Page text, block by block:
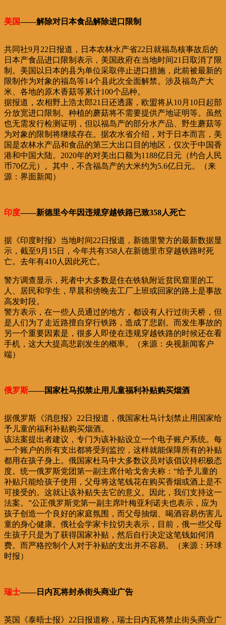
美国——解除对日本食品解除进口限制
共同社9月22日报道，日本农林水产省22日就福岛核事故后的
日本产食品进口限制表示，美国政府在当地时间21日取消了限
制。美国以日本的县为单位采取停止进口措施，此前被最新的
限制作为对象的福岛等14个县此次全面解禁。涉及福岛产大
米、各地的原木香菇等累计100个品种。
据报道，农相野上浩太郎21日还透露，欧盟将从10月10日起部
分放宽进口限制。种植的蘑菇将不需要提供产地证明等。虽然
也无需发行检测证明，但以福岛产的部分水产品、野生蘑菇等
为对象的限制将继续存在。据农水省介绍，对于日本而言，美
国是农林水产品和食品的第三大出口目的地区，仅次于中国香
港和中国大陆。2020年的对美出口额为1188亿日元（约合人民
币70亿元）。其中，不含福岛产的大米约为5.6亿日元。（来
源：界面新闻）
印度——新德里今年因违规穿越铁路已致358人死亡
据《印度时报》当地时间22日报道，新德里警方的最新数据显
示，截至9月15日，今年共有358人在新德里市穿越铁路时死
亡。去年有410人因此死亡。
警方调查显示，死者中大多数是住在铁轨附近贫民窟里的工
人、居民和学生，早晨和傍晚去工厂上班或回家的路上是事故
高发时段。
警方表示，在一些人员通过的地方，都设有人行过街天桥，但
是人们为了走近路擅自穿行铁路，造成了悲剧。而发生事故的
另一个重要因素是，很多人即使在违规穿越铁路的时候还在看
手机，这大大提高悲剧发生的概率。（来源：央视新闻客户
端）
俄罗斯——国家杜马拟禁止用儿童福利补贴购买烟酒
据俄罗斯《消息报》22日报道，俄国家杜马计划禁止用国家给
予儿童的福利补贴购买烟酒。
该法案提出者建议，专门为该补贴设立一个电子账户系统。每
一个账户的所有支出都将受到监控，这样就能保障所有的补贴
都用在孩子身上。俄国家杜马中大多数议员对该倡议持积极态
度。统一俄罗斯党团第一副主席什哈戈舍夫称：“给予儿童的
补贴只能给孩子使用，父母将这笔钱花在购买香烟或酒上是不
可接受的。这就让该补贴失去它的意义。因此，我们支持这一
法案。”公正俄罗斯党第一副主席叶梅亚利诺夫也表示，应为
孩子创造一个良好的家庭氛围，而父母抽烟、喝酒容易伤害儿
童的身心健康。俄社会学家卡拉切夫表示，目前，俄一些父母
生孩子只是为了获得国家补贴，然后自行决定这笔钱如何消
费。而严格控制个人对于补贴的支出并不容易。（来源：环球
时报）
瑞士——日内瓦将封杀街头商业广告
英国《泰晤士报》22日报道称，瑞士日内瓦将禁止街头商业广